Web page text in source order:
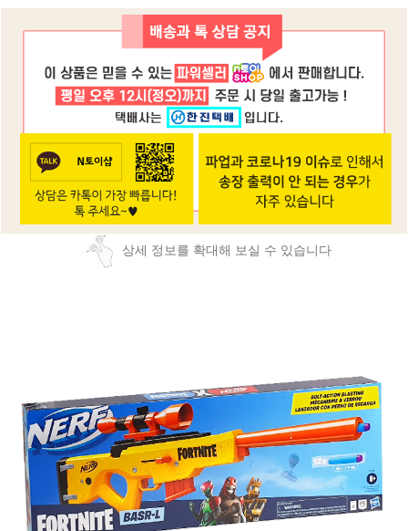
상세 정보를 확대해 보실 수 있습니다